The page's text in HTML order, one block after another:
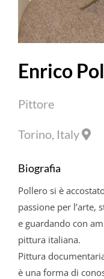
Enrico
Pittore
Torino, Italy
Biografia
Pollerosi è
passione per l’arte,
e guardando con
pittura italiana.
Pittura
è una forma di